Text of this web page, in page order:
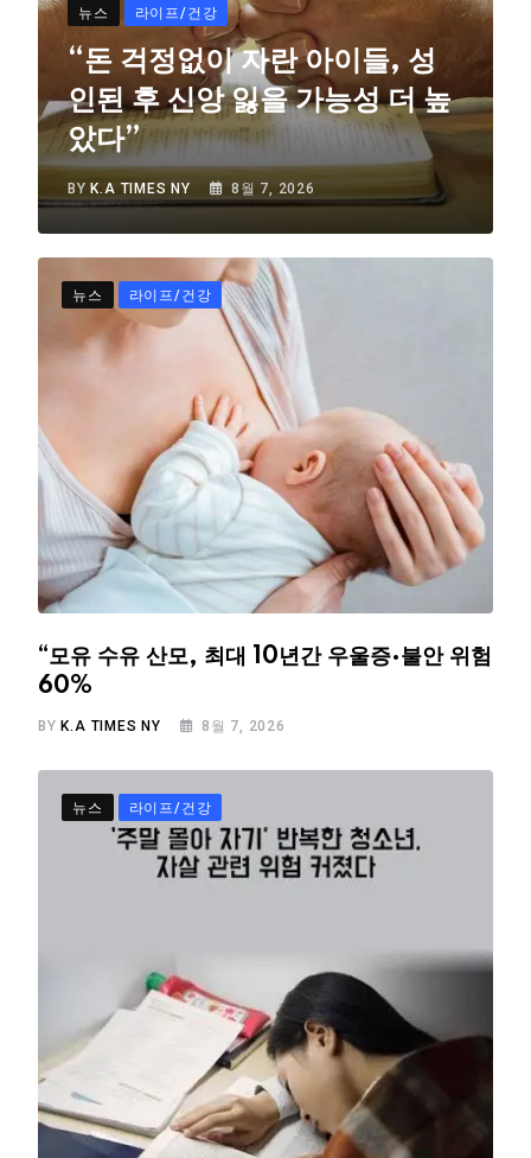
뉴스 라이프/건강
“돈 걱정없이 자란 아이들, 성
인된 후 신앙 잃을 가능성 더 높
았다”
BY K.A TIMES NY 8월 7, 2026
뉴스 라이프/건강
“모유 수유 산모, 최대 10년간 우울증·불안 위험
60%
BY K.A TIMES NY 8월 7, 2026
뉴스 라이프/건강